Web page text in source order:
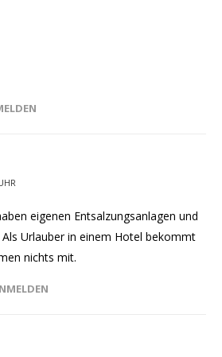
eigenen Entsalzungsanlagen und
Urlauber in einem Hotel bekommt
nichts mit.